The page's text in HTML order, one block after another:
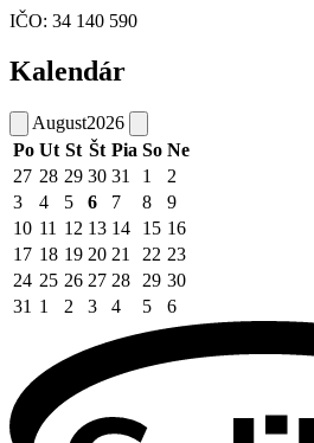
IČO: 34 140 590
Kalendár
August2026
Po Ut St Št Pia So Ne
27 28 29 30 31 1
2
3
4 5 6 7 8
9
10 11 12 13 14 15 16
17 18 19 20 21 22 23
24 25 26 27 28 29 30
31 1 2 3 4 5 6